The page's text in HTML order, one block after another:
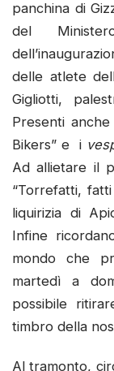
panchina di
del
delle atlete
Gigliotti,
Presenti
Bikers” e i
Ad allietare il
“Torrefatti,
liquirizia di
Infine
mondo che
martedì a
possibile
timbro della
Al tramonto,